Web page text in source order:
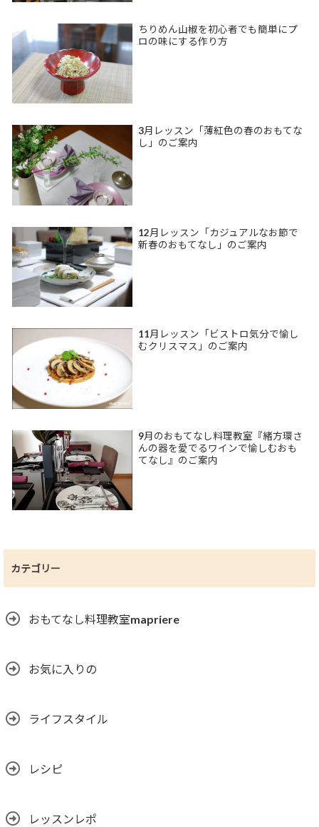
ちりめん山椒を初心者でも簡単にプ
ロの味にする作り方
3月レッスン「薄紅色の春のおもてな
し」のご案内
12月レッスン「カジュアルなお節で
新春のおもてなし」のご案内
11月レッスン「ビストロ気分で愉し
むクリスマス」のご案内
9月のおもてなし料理教室『緒方環さ
んの器を愛でるワインで愉しむおも
てなし』のご案内
カテゴリー
おもてなし料理教室mapriere
お気に入りの
ライフスタイル
レシピ
レッスンレポ